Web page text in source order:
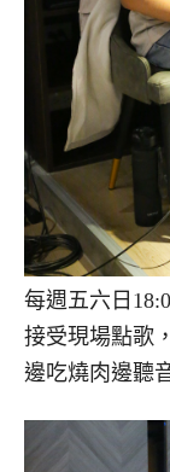
每週五六日
接受現場點歌
邊吃燒肉邊聽